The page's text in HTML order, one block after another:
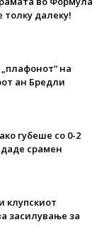
далеку!
на
ан Бредли
губеше со 0-2
даде срамен
клупскиот
засилување за